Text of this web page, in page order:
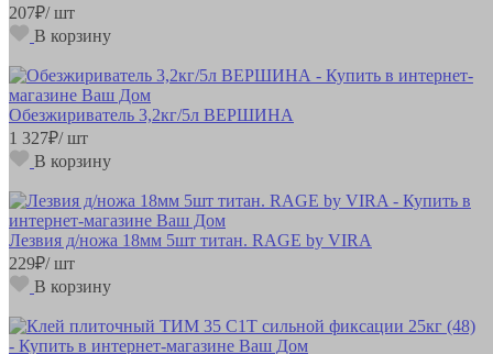
207₽/ шт
В корзину
Обезжириватель 3,2кг/5л ВЕРШИНА
1 327₽/ шт
В корзину
Лезвия д/ножа 18мм 5шт титан. RAGE by VIRA
229₽/ шт
В корзину